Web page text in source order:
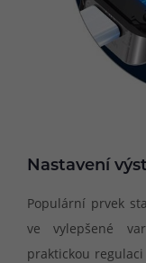
Nastavení
Populární prvek
ve vylepšené
praktickou